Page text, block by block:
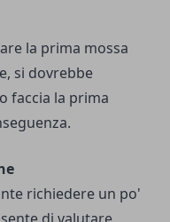
la prima mossa
si dovrebbe
faccia la prima
richiedere un po'